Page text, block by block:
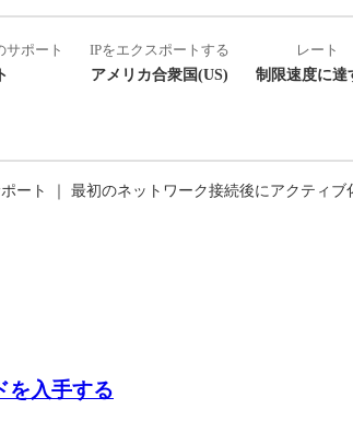
サポート
IPをエクスポートする
アメリカ合衆国(US)
レート
制限速度に達
ート ｜ 最初のネットワーク接続後にアクティブ
を入手する